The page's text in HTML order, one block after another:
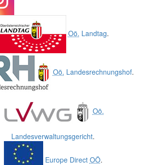
Oö. Landtag.
Oö. Landesrechnungshof.
Oö.
Landesverwaltungsgericht.
Europe Direct OÖ.